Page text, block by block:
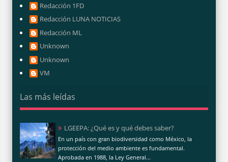
Redacción 1FD
Redacción LUNA NOTICIAS
Redacción ML
Unknown
Unknown
VM
Las más leídas
LGEEPA: ¿Qué es y qué debes saber?
En un país con gran biodiversidad como México, la
protección del medio ambiente es fundamental.
Aprobada en 1988, la Ley General...